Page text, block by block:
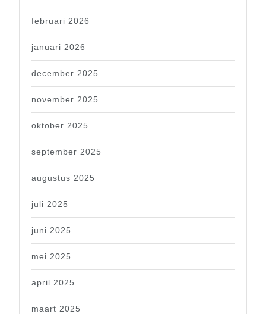
februari 2026
januari 2026
december 2025
november 2025
oktober 2025
september 2025
augustus 2025
juli 2025
juni 2025
mei 2025
april 2025
maart 2025